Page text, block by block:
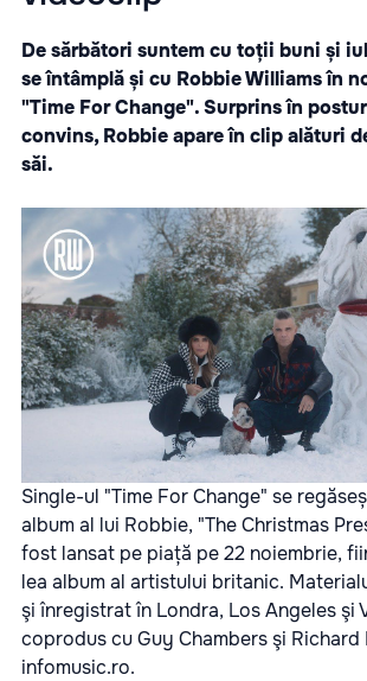
De sărbători suntem cu toții buni și
se întâmplă și cu Robbie Williams în
"Time For Change". Surprins în
convins, Robbie apare în clip alături
săi.
Single-ul "Time For Change" se
album al lui Robbie, "The Christmas
fost lansat pe piață pe 22 noiembrie,
lea album al artistului britanic.
şi înregistrat în Londra, Los Angeles şi
coprodus cu Guy Chambers şi Richard
infomusic.ro.